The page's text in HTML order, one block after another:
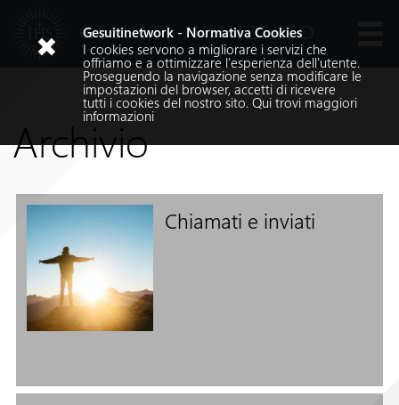
GESUITI NOVIZIATO
Archivio
Chiamati e inviati
Lingue
Cerca nel sito
Gesuitinetwork - Normativa Cookies
I cookies servono a migliorare i servizi che
offriamo e a ottimizzare l'esperienza dell'utente.
Proseguendo la navigazione senza modificare le
impostazioni del browser, accetti di ricevere
tutti i cookies del nostro sito. Quitrovi maggiori
informazioni